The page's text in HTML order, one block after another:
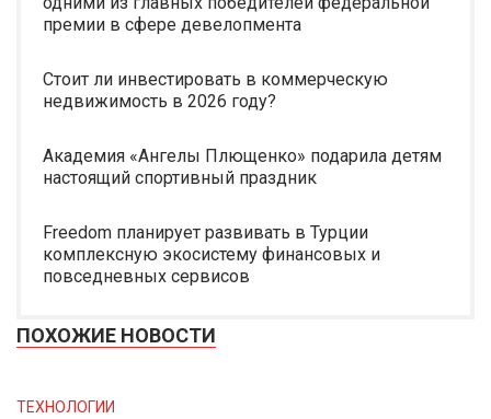
премии в сфере девелопмента
Стоит ли инвестировать в коммерческую
недвижимость в 2026 году?
Академия «Ангелы Плющенко» подарила детям
настоящий спортивный праздник
Freedom планирует развивать в Турции
комплексную экосистему финансовых и
повседневных сервисов
ПОХОЖИЕ НОВОСТИ
ТЕХНОЛОГИИ